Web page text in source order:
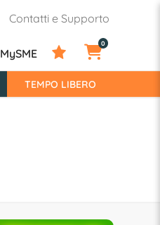
Contatti e Supporto
MySME
0
TEMPO LIBERO